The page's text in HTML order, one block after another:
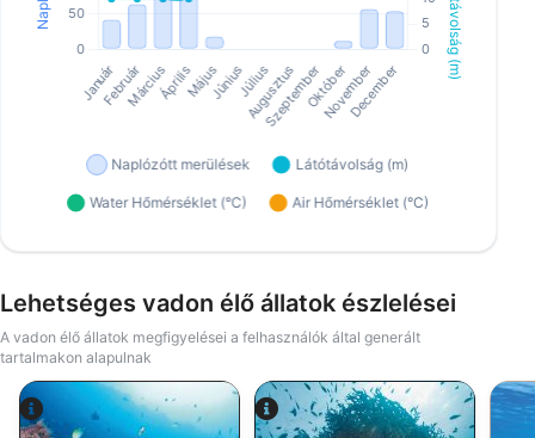
Lehetséges vadon élő állatok észlelései
A vadon élő állatok megfigyelései a felhasználók által generált
tartalmakon alapulnak